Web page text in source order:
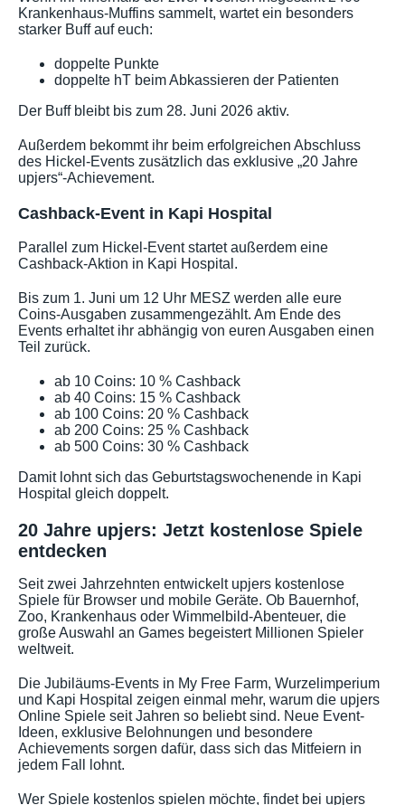
Krankenhaus-Muffins sammelt, wartet ein besonders
starker Buff auf euch:
doppelte Punkte
doppelte hT beim Abkassieren der Patienten
Der Buff bleibt bis zum 28. Juni 2026 aktiv.
Außerdem bekommt ihr beim erfolgreichen Abschluss
des Hickel-Events zusätzlich das exklusive „20 Jahre
upjers“-Achievement.
Cashback-Event in Kapi Hospital
Parallel zum Hickel-Event startet außerdem eine
Cashback-Aktion in Kapi Hospital.
Bis zum 1. Juni um 12 Uhr MESZ werden alle eure
Coins-Ausgaben zusammengezählt. Am Ende des
Events erhaltet ihr abhängig von euren Ausgaben einen
Teil zurück.
ab 10 Coins: 10 % Cashback
ab 40 Coins: 15 % Cashback
ab 100 Coins: 20 % Cashback
ab 200 Coins: 25 % Cashback
ab 500 Coins: 30 % Cashback
Damit lohnt sich das Geburtstagswochenende in Kapi
Hospital gleich doppelt.
20 Jahre upjers: Jetzt kostenlose Spiele
entdecken
Seit zwei Jahrzehnten entwickelt upjers kostenlose
Spiele für Browser und mobile Geräte. Ob Bauernhof,
Zoo, Krankenhaus oder Wimmelbild-Abenteuer, die
große Auswahl an Games begeistert Millionen Spieler
weltweit.
Die Jubiläums-Events in My Free Farm, Wurzelimperium
und Kapi Hospital zeigen einmal mehr, warum die upjers
Online Spiele seit Jahren so beliebt sind. Neue Event-
Ideen, exklusive Belohnungen und besondere
Achievements sorgen dafür, dass sich das Mitfeiern in
jedem Fall lohnt.
Wer Spiele kostenlos spielen möchte, findet bei upjers